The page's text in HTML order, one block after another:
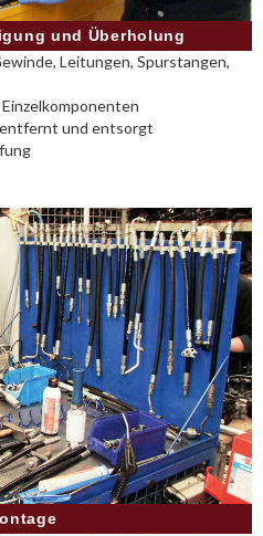
und Überholung
Leitungen, Spurstangen,
und entsorgt